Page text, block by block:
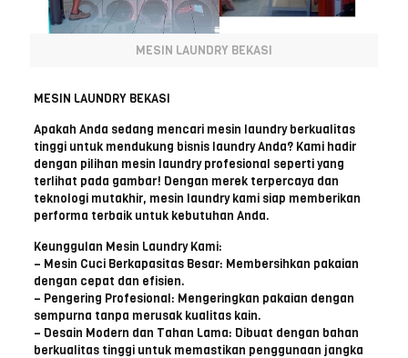
MESIN LAUNDRY BEKASI
MESIN LAUNDRY BEKASI
Apakah Anda sedang mencari mesin laundry berkualitas
tinggi untuk mendukung bisnis laundry Anda? Kami hadir
dengan pilihan mesin laundry profesional seperti yang
terlihat pada gambar! Dengan merek terpercaya dan
teknologi mutakhir, mesin laundry kami siap memberikan
performa terbaik untuk kebutuhan Anda.
Keunggulan Mesin Laundry Kami:
– Mesin Cuci Berkapasitas Besar: Membersihkan pakaian
dengan cepat dan efisien.
– Pengering Profesional: Mengeringkan pakaian dengan
sempurna tanpa merusak kualitas kain.
– Desain Modern dan Tahan Lama: Dibuat dengan bahan
berkualitas tinggi untuk memastikan penggunaan jangka